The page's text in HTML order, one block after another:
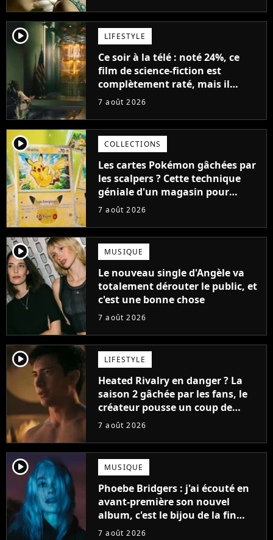
player2 LIFESTYLE
Ce soir à la télé : noté 24%, ce
film de science-fiction est
complètement raté, mais il
aurait pu être encore pire à
7 août 2026
player2 COLLECTIONS
Les cartes Pokémon gâchées par
les scalpers ? Cette technique
géniale d'un magasin pour
ruiner les revendeurs
7 août 2026
player2 MUSIQUE
Le nouveau single d'Angèle va
totalement dérouter le public, et
c'est une bonne chose
7 août 2026
player2 LIFESTYLE
Heated Rivalry en danger ? La
saison 2 gâchée par les fans, le
créateur pousse un coup de
gueule
7 août 2026
player2 MUSIQUE
Phoebe Bridgers : j'ai écouté en
avant-première son nouvel
album, c'est le bijou de la fin
d'été
7 août 2026